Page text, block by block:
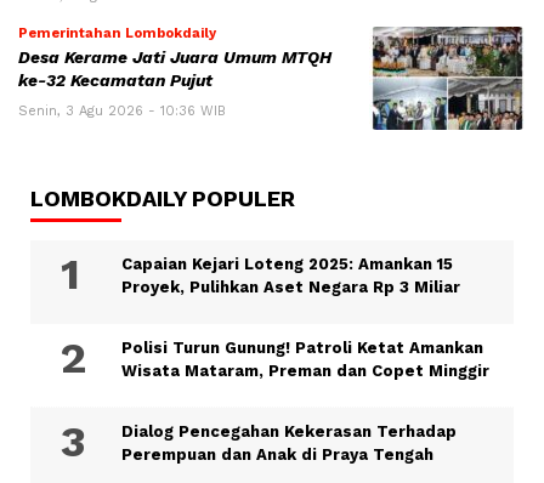
Pemerintahan Lombokdaily
Desa Kerame Jati Juara Umum MTQH
ke-32 Kecamatan Pujut
Senin, 3 Agu 2026 - 10:36 WIB
LOMBOKDAILY POPULER
Capaian Kejari Loteng 2025: Amankan 15
Proyek, Pulihkan Aset Negara Rp 3 Miliar
Polisi Turun Gunung! Patroli Ketat Amankan
Wisata Mataram, Preman dan Copet Minggir
Dialog Pencegahan Kekerasan Terhadap
Perempuan dan Anak di Praya Tengah